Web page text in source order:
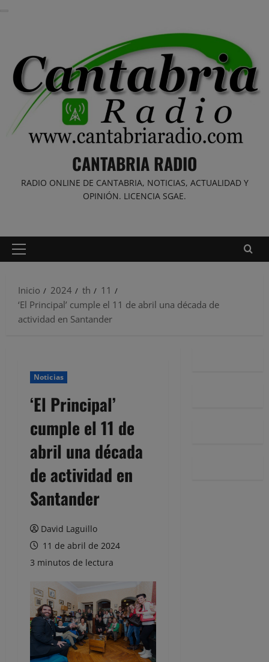
CANTABRIA RADIO
RADIO ONLINE DE CANTABRIA, NOTICIAS, ACTUALIDAD Y
OPINIÓN. LICENCIA SGAE.
Menú
Inicio
2024 th
11
‘El Principal’ cumple el 11 de abril una década de
actividad en Santander
Noticias
‘El Principal’
cumple el 11 de
abril una década
de actividad en
Santander
David Laguillo
11 de abril de 2024
3 minutos de lectura